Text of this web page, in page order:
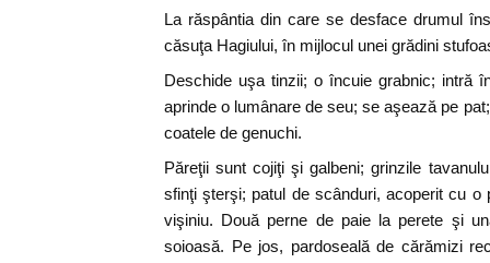
La răspântia din care se desface drumul
căsuţa Hagiului, în mijlocul unei grădini
Deschide uşa tinzii; o încuie grabnic; intră
aprinde o lumânare de seu; se aşează pe
coatele de genuchi.
Păreţii sunt cojiţi şi galbeni; grinzile
sfinţi şterşi; patul de scânduri, acoperit cu o
vişiniu. Două perne de paie la perete şi
soioasă. Pe jos, pardoseală de cărămizi